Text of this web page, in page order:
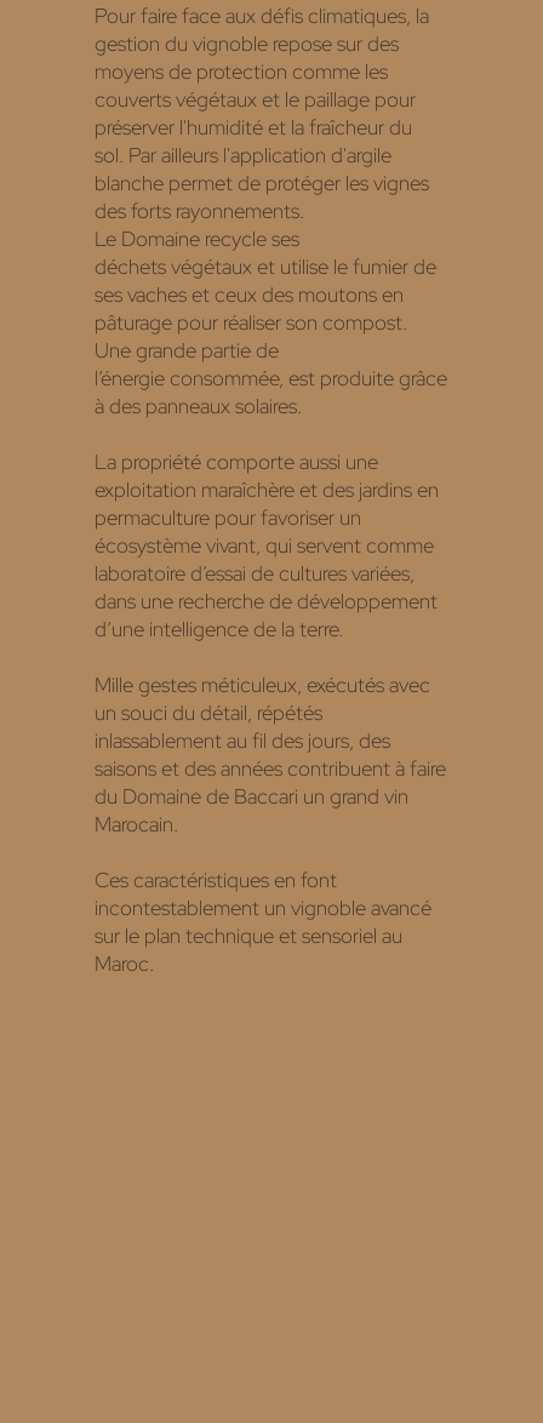
Pour faire face aux défis climatiques, la
gestion du vignoble repose sur des
moyens de protection comme les
couverts végétaux et le paillage pour
préserver l'humidité et la fraîcheur du
sol. Par ailleurs l'application d'argile
blanche permet de protéger les vignes
des forts rayonnements.
Le Domaine recycle ses
déchets végétaux et utilise le fumier de
ses vaches et ceux des moutons en
pâturage pour réaliser son compost.
Une grande partie de
l’énergie consommée, est produite grâce
à des panneaux solaires.
La propriété comporte aussi une
exploitation maraîchère et des jardins en
permaculture pour favoriser un
écosystème vivant, qui servent comme
laboratoire d’essai de cultures variées,
dans une recherche de développement
d’une intelligence de la terre.
Mille gestes méticuleux, exécutés avec
un souci du détail, répétés
inlassablement au fil des jours, des
saisons et des années contribuent à faire
du Domaine de Baccari un grand vin
Marocain.
Ces caractéristiques en font
incontestablement un vignoble avancé
sur le plan technique et sensoriel au
Maroc.